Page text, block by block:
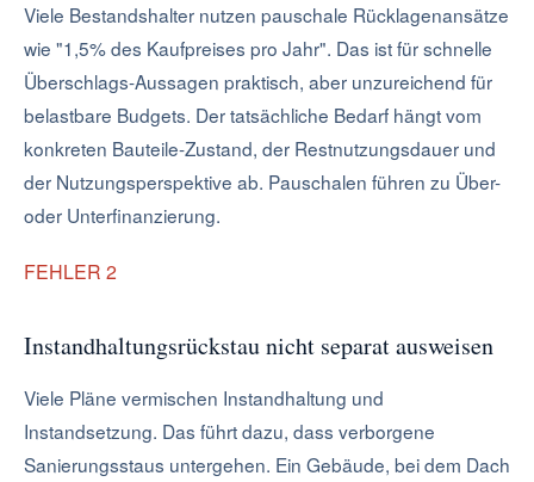
Viele Bestandshalter nutzen pauschale Rücklagenansätze
wie "1,5% des Kaufpreises pro Jahr". Das ist für schnelle
Überschlags-Aussagen praktisch, aber unzureichend für
belastbare Budgets. Der tatsächliche Bedarf hängt vom
konkreten Bauteile-Zustand, der Restnutzungsdauer und
der Nutzungsperspektive ab. Pauschalen führen zu Über-
oder Unterfinanzierung.
FEHLER 2
Instandhaltungsrückstau nicht separat ausweisen
Viele Pläne vermischen Instandhaltung und
Instandsetzung. Das führt dazu, dass verborgene
Sanierungsstaus untergehen. Ein Gebäude, bei dem Dach